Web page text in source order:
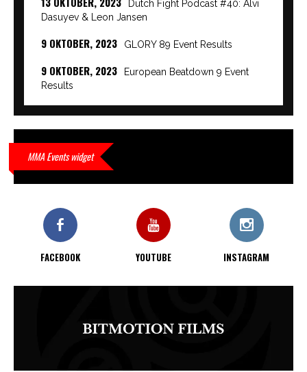
Dutch Fight Podcast #40: Alvi
Dasuyev & Leon Jansen
9 OKTOBER, 2023 GLORY 89 Event Results
9 OKTOBER, 2023
European Beatdown 9 Event
Results
9 OKTOBER, 2023
waar hij van gemaakt is…
KO bij CWA Lowlands 7
MMA Events widget
FACEBOOK YOUTUBE INSTAGRAM